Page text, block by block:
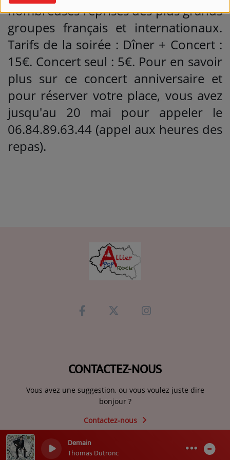
Demain
Thomas Dutronc
0
nombreuses reprises des plus grands
groupes français et internationaux.
Tarifs de la soirée : Dîner + Concert :
15€. Concert seul : 5€. Pour en savoir
plus sur ce concert anniversaire et
pour réserver votre place, vous avez
jusqu'au 20 mai pour appeler le
06.84.89.63.44 (appel aux heures des
repas).
CONTACTEZ-NOUS
Vous avez une suggestion, ou vous voulez juste dire
bonjour ?
Contactez-nous